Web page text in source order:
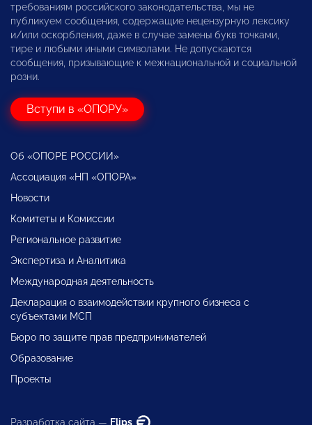
требованиям российского законодательства, мы не
публикуем сообщения, содержащие нецензурную лексику
и/или оскорбления, даже в случае замены букв точками,
тире и любыми иными символами. Не допускаются
сообщения, призывающие к межнациональной и социальной
розни.
Вступи в «ОПОРУ»
Об «ОПОРЕ РОССИИ»
Ассоциация «НП «ОПОРА»
Новости
Комитеты и Комиссии
Региональное развитие
Экспертиза и Аналитика
Международная деятельность
Декларация о взаимодействии крупного бизнеса с
субъектами МСП
Бюро по защите прав предпринимателей
Образование
Проекты
Разработка сайта — Flips